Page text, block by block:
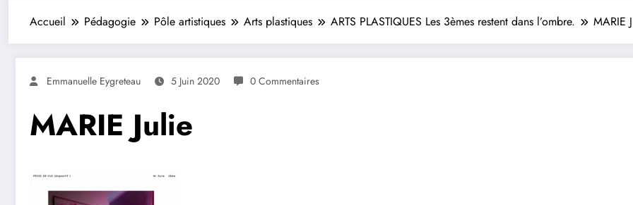
Accueil Pédagogie Pôle artistiques Arts plastiques ARTS PLASTIQUES Les 3èmes restent dans l’ombre. MARIE
Emmanuelle Eygreteau 5 Juin 2020 0 Commentaires
MARIE Julie